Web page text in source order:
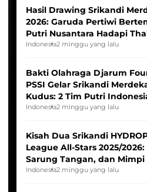
Hasil Drawing Srikandi
2026: Garuda Pertiwi
Putri Nusantara Hadapi
Indonesia2 minggu yang lalu
Bakti Olahraga Djarum
PSSI Gelar Srikandi
Kudus: 2 Tim Putri
Tim Asia
Indonesia2 minggu yang lalu
Kisah Dua Srikandi
League All-Stars 2025/
Sarung Tangan, dan Mimpi
Pernah Padam
Indonesia2 minggu yang lalu